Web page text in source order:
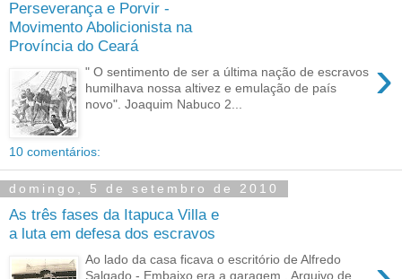
Perseverança e Porvir -
Movimento Abolicionista na
Província do Ceará
›
" O sentimento de ser a última nação de escravos
humilhava nossa altivez e emulação de país
novo". Joaquim Nabuco 2...
10 comentários:
domingo, 5 de setembro de 2010
As três fases da Itapuca Villa e
a luta em defesa dos escravos
Ao lado da casa ficava o escritório de Alfredo
Salgado - Embaixo era a garagem . Arquivo de